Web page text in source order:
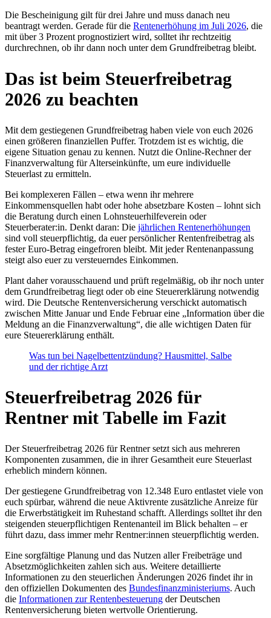
Die Bescheinigung gilt für drei Jahre und muss danach neu
beantragt werden. Gerade für die Rentenerhöhung im Juli 2026, die
mit über 3 Prozent prognostiziert wird, solltet ihr rechtzeitig
durchrechnen, ob ihr dann noch unter dem Grundfreibetrag bleibt.
Das ist beim Steuerfreibetrag
2026 zu beachten
Mit dem gestiegenen Grundfreibetrag haben viele von euch 2026
einen größeren finanziellen Puffer. Trotzdem ist es wichtig, die
eigene Situation genau zu kennen. Nutzt die Online-Rechner der
Finanzverwaltung für Alterseinkünfte, um eure individuelle
Steuerlast zu ermitteln.
Bei komplexeren Fällen – etwa wenn ihr mehrere
Einkommensquellen habt oder hohe absetzbare Kosten – lohnt sich
die Beratung durch einen Lohnsteuerhilfeverein oder
Steuerberater:in. Denkt daran: Die jährlichen Rentenerhöhungen
sind voll steuerpflichtig, da euer persönlicher Rentenfreibetrag als
fester Euro-Betrag eingefroren bleibt. Mit jeder Rentenanpassung
steigt also euer zu versteuerndes Einkommen.
Plant daher vorausschauend und prüft regelmäßig, ob ihr noch unter
dem Grundfreibetrag liegt oder ob eine Steuererklärung notwendig
wird. Die Deutsche Rentenversicherung verschickt automatisch
zwischen Mitte Januar und Ende Februar eine „Information über die
Meldung an die Finanzverwaltung“, die alle wichtigen Daten für
eure Steuererklärung enthält.
Was tun bei Nagelbettentzündung? Hausmittel, Salbe
und der richtige Arzt
Steuerfreibetrag 2026 für
Rentner mit Tabelle im Fazit
Der Steuerfreibetrag 2026 für Rentner setzt sich aus mehreren
Komponenten zusammen, die in ihrer Gesamtheit eure Steuerlast
erheblich mindern können.
Der gestiegene Grundfreibetrag von 12.348 Euro entlastet viele von
euch spürbar, während die neue Aktivrente zusätzliche Anreize für
die Erwerbstätigkeit im Ruhestand schafft. Allerdings solltet ihr den
steigenden steuerpflichtigen Rentenanteil im Blick behalten – er
führt dazu, dass immer mehr Rentner:innen steuerpflichtig werden.
Eine sorgfältige Planung und das Nutzen aller Freibeträge und
Absetzmöglichkeiten zahlen sich aus. Weitere detaillierte
Informationen zu den steuerlichen Änderungen 2026 findet ihr in
den offiziellen Dokumenten des Bundesfinanzministeriums. Auch
die Informationen zur Rentenbesteuerung der Deutschen
Rentenversicherung bieten wertvolle Orientierung.